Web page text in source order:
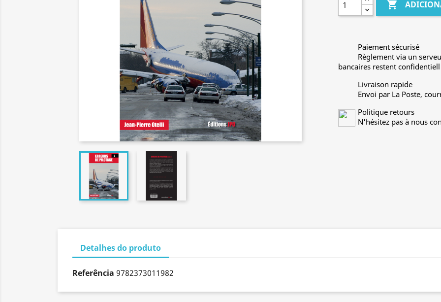

Paiement sécurisé
Règlement via un
bancaires restent confidentiell
Livraison rapide
Envoi par La Poste,
Politique retours
N'hésitez pas à nous
Detalhes do produto
Referência 9782373011982